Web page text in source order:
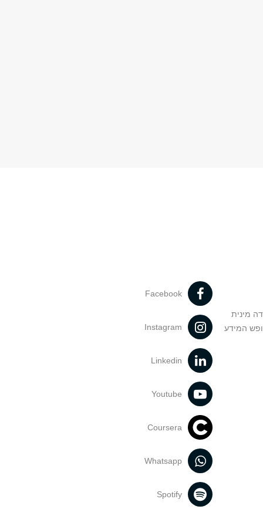
מינית
המידע
Facebook
Instagram
Linkedin
Youtube
Coursera
Whatsapp
Spotify